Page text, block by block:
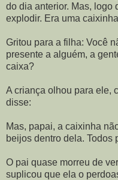
do dia anterior. Mas, logo
explodir. Era uma
Gritou para a filha: Você
presente a alguém, a
caixa?
A criança olhou para ele,
disse:
Mas, papai, a caixinha
beijos dentro dela. Todos
O pai quase morreu de
suplicou que ela o